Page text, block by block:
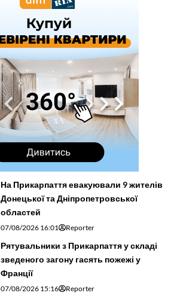
На Прикарпаття евакуювали 9 жителів
Донецької та Дніпропетровської
областей
07/08/2026 16:01 Reporter
Рятувальники з Прикарпаття у складі
зведеного загону гасять пожежі у
Франції
07/08/2026 15:16 Reporter